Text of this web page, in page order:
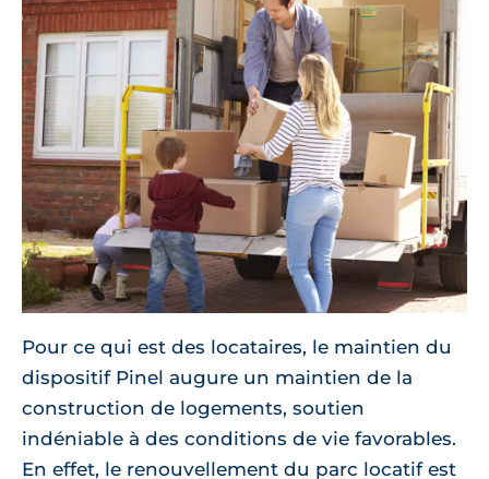
Pour ce qui est des locataires, le maintien du
dispositif Pinel augure un maintien de la
construction de logements, soutien
indéniable à des conditions de vie favorables.
En effet, le renouvellement du parc locatif est